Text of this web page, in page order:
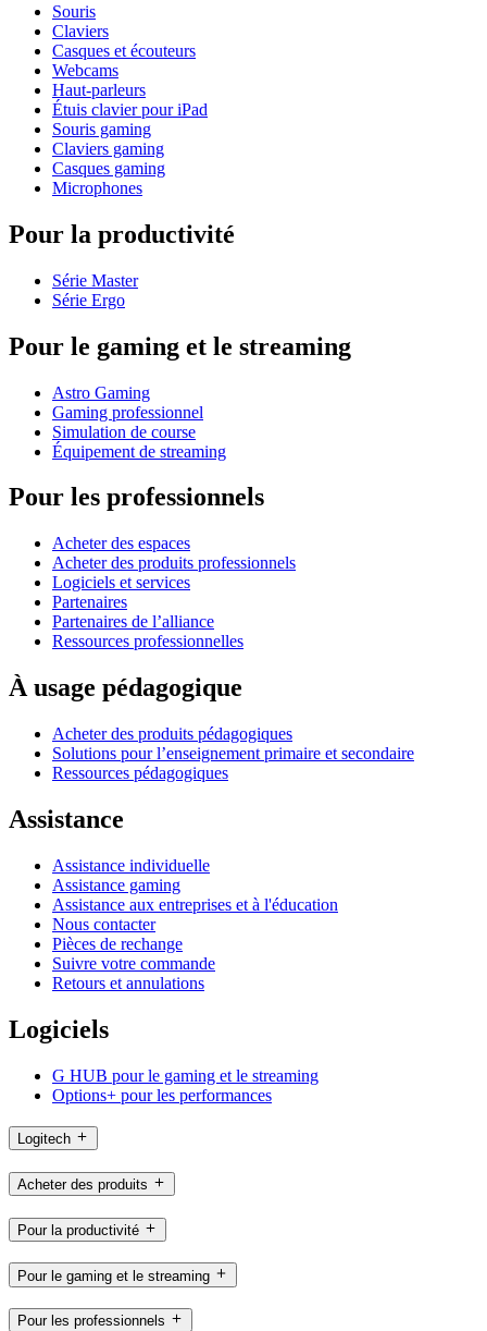
Souris
Claviers
Casques et écouteurs
Webcams
Haut-parleurs
Étuis clavier pour iPad
Souris gaming
Claviers gaming
Casques gaming
Microphones
Pour la productivité
Série Master
Série Ergo
Pour le gaming et le streaming
Astro Gaming
Gaming professionnel
Simulation de course
Équipement de streaming
Pour les professionnels
Acheter des espaces
Acheter des produits professionnels
Logiciels et services
Partenaires
Partenaires de l’alliance
Ressources professionnelles
À usage pédagogique
Acheter des produits pédagogiques
Solutions pour l’enseignement primaire et secondaire
Ressources pédagogiques
Assistance
Assistance individuelle
Assistance gaming
Assistance aux entreprises et à l'éducation
Nous contacter
Pièces de rechange
Suivre votre commande
Retours et annulations
Logiciels
G HUB pour le gaming et le streaming
Options+ pour les performances
Logitech
Acheter des produits
Pour la productivité
Pour le gaming et le streaming
Pour les professionnels